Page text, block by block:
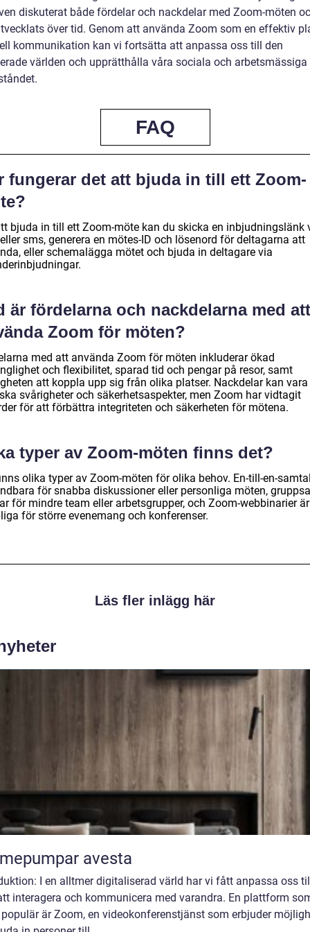
diskuterat både fördelar och nackdelar med Zoom-möten
över tid. Genom att använda Zoom som en effektiv
kommunikation kan vi fortsätta att anpassa oss till den
världen och upprätthålla våra sociala och arbetsmässiga
FAQ
fungerar det att bjuda in till ett Zoom-
bjuda in till ett Zoom-möte kan du skicka en inbjudningslänk
sms, generera en mötes-ID och lösenord för deltagarna att
eller schemalägga mötet och bjuda in deltagare via
är fördelarna och nackdelarna med att
Zoom för möten?
med att använda Zoom för möten inkluderar ökad
och flexibilitet, sparad tid och pengar på resor, samt
att koppla upp sig från olika platser. Nackdelar kan vara
svårigheter och säkerhetsaspekter, men Zoom har vidtagit
för att förbättra integriteten och säkerheten för mötena.
typer av Zoom-möten finns det?
olika typer av Zoom-möten för olika behov. En-till-en-
för snabba diskussioner eller personliga möten,
för mindre team eller arbetsgrupper, och Zoom-webbinarier
för större evenemang och konferenser.
Läs fler inlägg här
avesta
I en alltmer digitaliserad värld har vi fått anpassa oss
interagera och kommunicera med varandra. En plattform
är Zoom, en videokonferenstjänst som erbjuder